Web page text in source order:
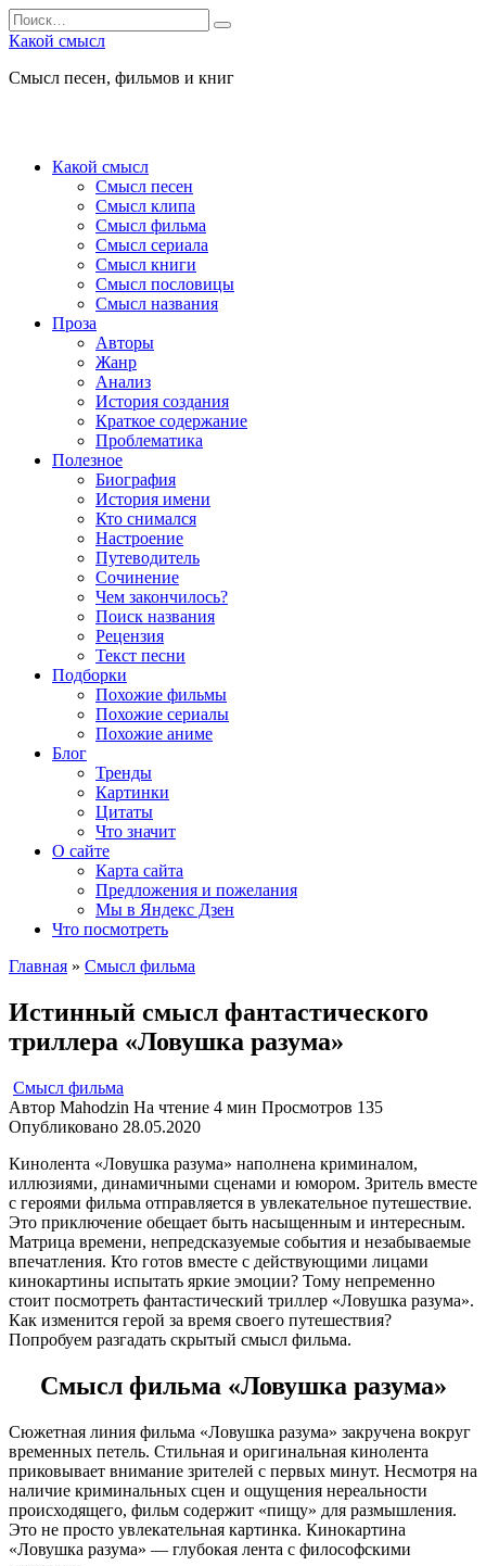
Перейти
к
Search
for:
Какой смысл
Смысл песен, фильмов и книг
Какой смысл
Смысл песен
Смысл клипа
Смысл фильма
Смысл сериала
Смысл книги
Смысл пословицы
Смысл названия
Проза
Авторы
Жанр
Анализ
История создания
Краткое содержание
Проблематика
Полезное
Биография
История имени
Кто снимался
Настроение
Путеводитель
Сочинение
Чем закончилось?
Поиск названия
Рецензия
Текст песни
Подборки
Похожие фильмы
Похожие сериалы
Похожие аниме
Блог
Тренды
Картинки
Цитаты
Что значит
О сайте
Карта сайта
Предложения и пожелания
Мы в Яндекс Дзен
Что посмотреть
Главная » Смысл фильма
Истинный смысл фантастического
триллера «Ловушка разума»
Смысл фильма
Автор Mahodzin На чтение 4 мин Просмотров 135
Опубликовано 28.05.2020
Кинолента «Ловушка разума» наполнена криминалом,
иллюзиями, динамичными сценами и юмором. Зритель вместе
с героями фильма отправляется в увлекательное путешествие.
Это приключение обещает быть насыщенным и интересным.
Матрица времени, непредсказуемые события и незабываемые
впечатления. Кто готов вместе с действующими лицами
кинокартины испытать яркие эмоции? Тому непременно
стоит посмотреть фантастический триллер «Ловушка разума».
Как изменится герой за время своего путешествия?
Попробуем разгадать скрытый смысл фильма.
Смысл фильма «Ловушка разума»
Сюжетная линия фильма «Ловушка разума» закручена вокруг
временных петель. Стильная и оригинальная кинолента
приковывает внимание зрителей с первых минут. Несмотря на
наличие криминальных сцен и ощущения нереальности
происходящего, фильм содержит «пищу» для размышления.
Это не просто увлекательная картинка. Кинокартина
«Ловушка разума» — глубокая лента с философскими